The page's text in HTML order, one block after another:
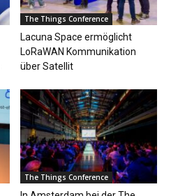
The Things Conference
Lacuna Space ermöglicht
LoRaWAN Kommunikation
über Satellit
The Things Conference